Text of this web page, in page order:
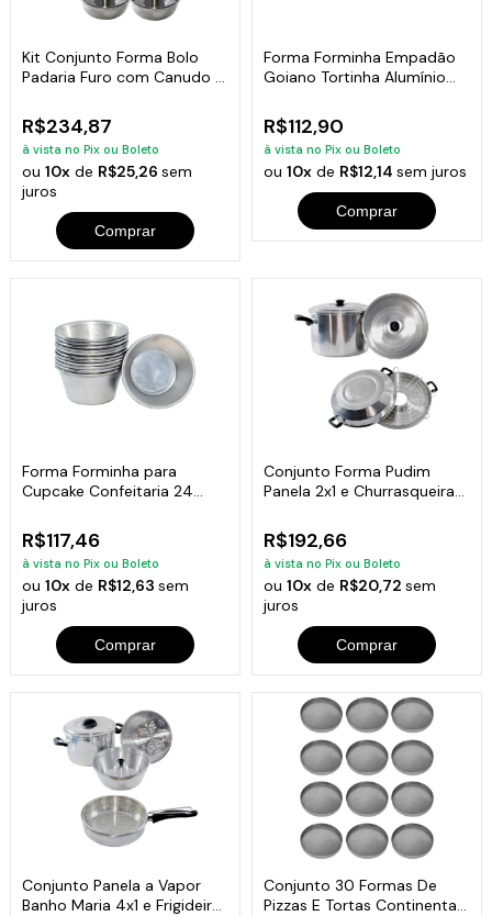
Kit Conjunto Forma Bolo
Padaria Furo com Canudo 8
R$234,87
à vista no Pix ou Boleto
ou10x de R$25,26sem
juros
Comprar
Forma Forminha Empadão
Goiano Tortinha Alumínio
R$112,90
à vista no Pix ou Boleto
ou 10xde R$12,14 sem juros
Comprar
Forma Forminha para
Cupcake Confeitaria 24
R$117,46
à vista no Pix ou Boleto
ou10x de R$12,63sem
juros
Comprar
Conjunto Forma Pudim
Panela 2x1 e Churrasqueira
R$192,66
à vista no Pix ou Boleto
ou 10xde R$20,72 sem
juros
Comprar
Conjunto Panela a Vapor
Banho Maria 4x1 e Frigideira
Conjunto 30 Formas De
Pizzas E Tortas Continental